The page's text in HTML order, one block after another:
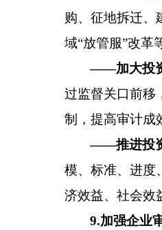
购、征地拆迁、
域“放管服”改革
——加大投
过监督关口前移
制，提高审计成
——推进投
模、标准、进度
济效益、社会效
9.加强企业